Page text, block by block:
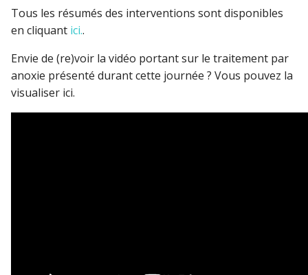
Tous les résumés des interventions sont disponibles
en cliquant ici..
Envie de (re)voir la vidéo portant sur le traitement par
anoxie présenté durant cette journée ? Vous pouvez la
visualiser ici.